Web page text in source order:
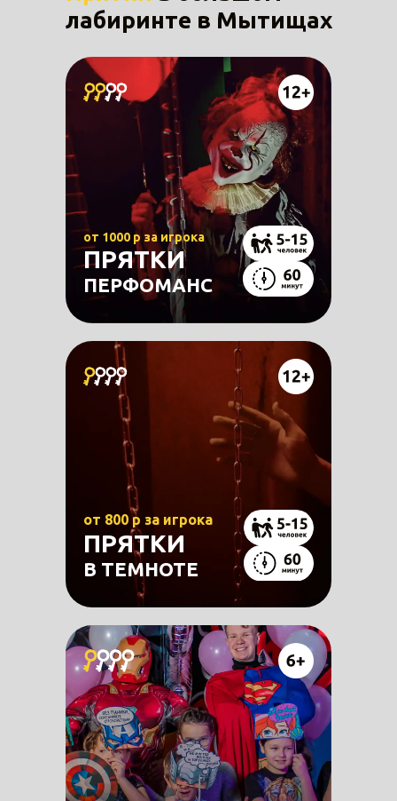
лабиринте в Мытищах
от 1000 р за игрока
ПРЯТКИ
ПЕРФОМАНС
от 800 р за игрока
ПРЯТКИ
В ТЕМНОТЕ